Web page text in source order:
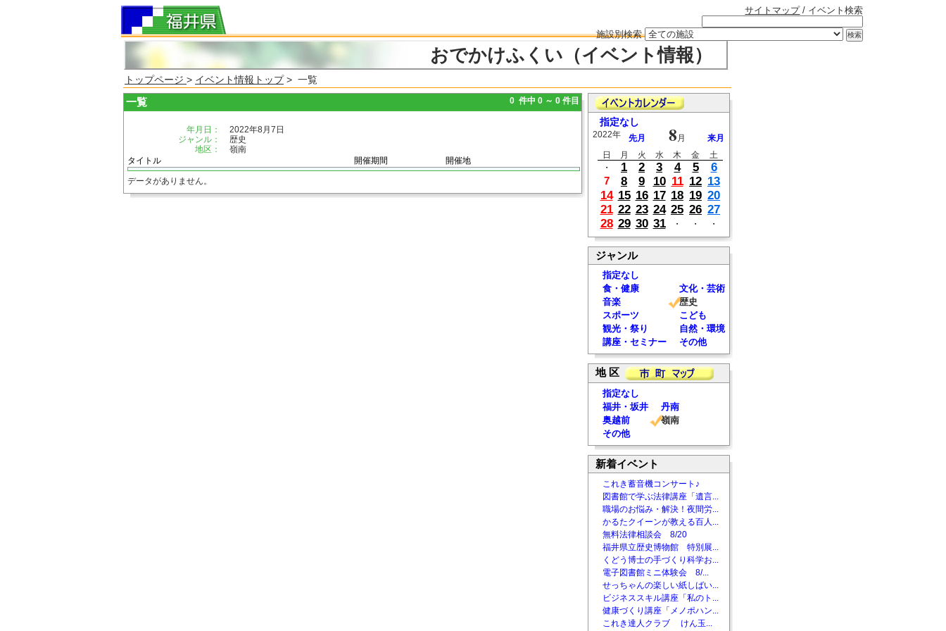
サイトマップ/ イベント検索
施設別検索
おでかけふくい（イベント情報）
トップページ > イベント情報トップ> 一覧
一覧 0 件中 0 ～ 0 件目
年月日：
2022年8月7日
ジャンル：
歴史
地区：
嶺南
タイトル
開催期間 開催地
データがありません。
指定なし
2022年 先月 8 月
来月
日
月 火 水 木 金
土
・
1 2 3 4 5 6
7 8 9 10 11 12 13
14 15 16 17 18 19 20
21 22 23 24 25 26 27
28 29 30 31 ・ ・ ・
ジャンル
指定なし
食・健康
文化・芸術
音楽
歴史
スポーツ
こども
観光・祭り
自然・環境
講座・セミナー
その他
地 区
指定なし
福井・坂井
丹南
奥越前
嶺南
その他
新着イベント
これき蓄音機コンサート♪
図書館で学ぶ法律講座「遺言...
職場のお悩み・解決！夜間労...
かるたクイーンが教える百人...
無料法律相談会 8/20
福井県立歴史博物館 特別展...
くどう博士の手づくり科学お...
電子図書館ミニ体験会 8/...
せっちゃんの楽しい紙しばい...
ビジネススキル講座「私のト...
健康づくり講座「メノポハン...
これき達人クラブ けん玉...